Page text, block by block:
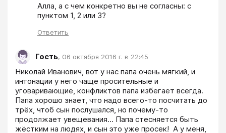
Алла, а с чем конкретно вы не согласны: с
пунктом 1, 2 или 3?
Ответить
Гость, 06 октября 2016 г. в 22:45
Николай Иванович, вот у нас папа очень мягкий, и
интонации у него чаще просительные и
уговаривающие, конфликтов папа избегает всегда.
Папа хорошо знает, что надо всего-то посчитать до
трёх, чтоб сын послушался, но почему-то
продолжает увещевания... Папа стесняется быть
жёстким на людях, и сын это уже просек!  А у меня,